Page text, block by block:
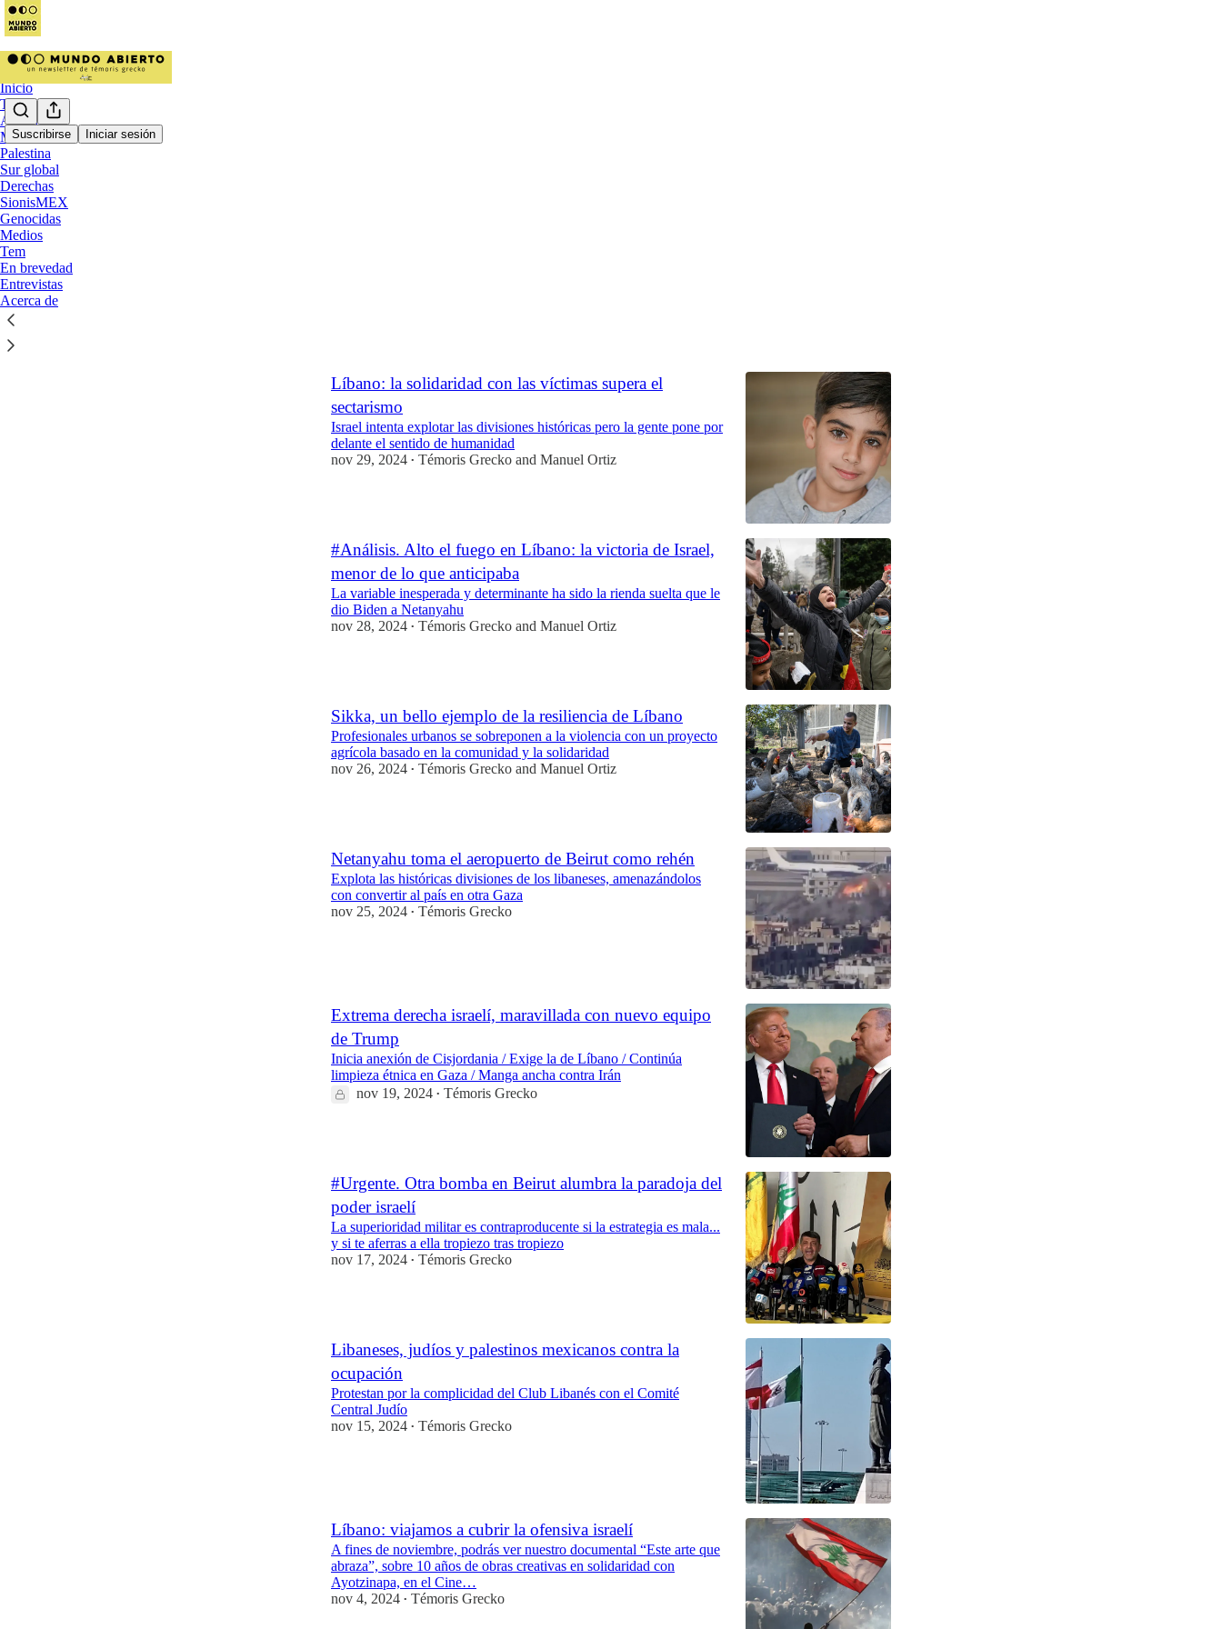
Suscribirse Iniciar sesión
Inicio
Témoris.org
Ayotzinapa
México
Palestina
Sur global
Derechas
SionisMEX
Genocidas
Medios
Tem
En brevedad
Entrevistas
Acerca de
Líbano: la solidaridad con las víctimas supera el
sectarismo
Israel intenta explotar las divisiones históricas pero la gente pone por
delante el sentido de humanidad
nov 29, 2024 • Témoris Grecko and Manuel Ortiz
#Análisis. Alto el fuego en Líbano: la victoria de Israel,
menor de lo que anticipaba
La variable inesperada y determinante ha sido la rienda suelta que le
dio Biden a Netanyahu
nov 28, 2024 • Témoris Grecko and Manuel Ortiz
Sikka, un bello ejemplo de la resiliencia de Líbano
Profesionales urbanos se sobreponen a la violencia con un proyecto
agrícola basado en la comunidad y la solidaridad
nov 26, 2024 • Témoris Grecko and Manuel Ortiz
Netanyahu toma el aeropuerto de Beirut como rehén
Explota las históricas divisiones de los libaneses, amenazándolos
con convertir al país en otra Gaza
nov 25, 2024 • Témoris Grecko
Extrema derecha israelí, maravillada con nuevo equipo
de Trump
Inicia anexión de Cisjordania / Exige la de Líbano / Continúa
limpieza étnica en Gaza / Manga ancha contra Irán
nov 19, 2024 • Témoris Grecko
#Urgente. Otra bomba en Beirut alumbra la paradoja del
poder israelí
La superioridad militar es contraproducente si la estrategia es mala...
y si te aferras a ella tropiezo tras tropiezo
nov 17, 2024 • Témoris Grecko
Libaneses, judíos y palestinos mexicanos contra la
ocupación
Protestan por la complicidad del Club Libanés con el Comité
Central Judío
nov 15, 2024 • Témoris Grecko
Líbano: viajamos a cubrir la ofensiva israelí
A fines de noviembre, podrás ver nuestro documental “Este arte que
abraza”, sobre 10 años de obras creativas en solidaridad con
Ayotzinapa, en el Cine…
nov 4, 2024 • Témoris Grecko